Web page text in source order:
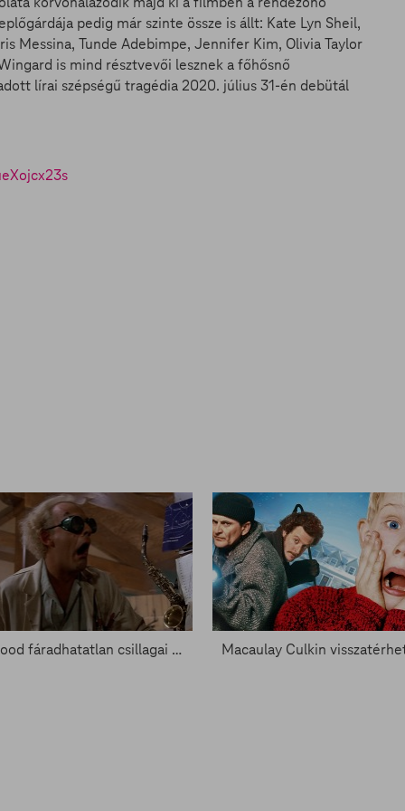
pedig már szinte össze is állt: Kate Lyn Sheil,
Messina, Tunde Adebimpe, Jennifer Kim, Olivia Taylor
is mind résztvevői lesznek a főhősnő
lírai szépségű tragédia 2020. július 31-én debütál
Hollywood fáradhatatlan csillagai - Zacc nélkül 824.